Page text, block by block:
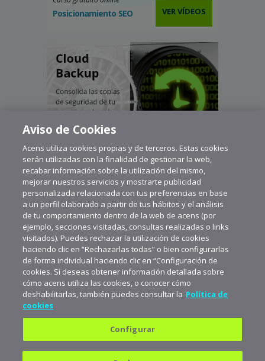
Posicionamiento SEO VER VÍDEOS
Política de privacidad
Política de cookies
Aviso de Cookies
Acens utiliza cookies propias y de terceros. Estas cookies
serán utilizadas con la finalidad de gestionar la web,
recabar información sobre la utilización del mismo,
mejorar nuestros servicios y mostrarte publicidad
personalizada relacionada con tus preferencias en base
a un perfil elaborado a partir de tus hábitos y el análisis
de tu comportamiento dentro de la web de acens (por
ejemplo, secciones visitadas, consultas realizadas o links
visitados). Puedes rechazar la utilización de cookies
haciendo clic en “Rechazarlas todas” o bien configurarlas
de forma individual haciendo clic en “Configuración de
cookies. Si deseas obtener información detallada sobre
cómo acens utiliza las cookies, o conocer cómo
deshabilitarlas, también puedes consultar la Política de
cookies
Configurar